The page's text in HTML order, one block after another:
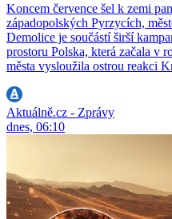
Koncem července šel k zemi
západopolských Pyrzycích,
Demolice je součástí širší
prostoru Polska, která začala v
města vysloužila ostrou reakci
Aktuálně.cz - Zprávy
dnes, 06:10